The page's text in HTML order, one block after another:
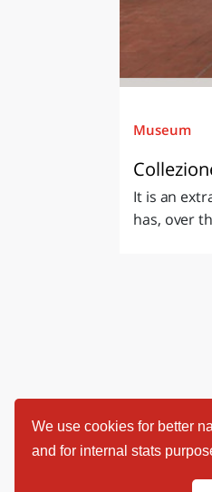
We use cookies for better
and for internal stats
Museum
It is an
has, over